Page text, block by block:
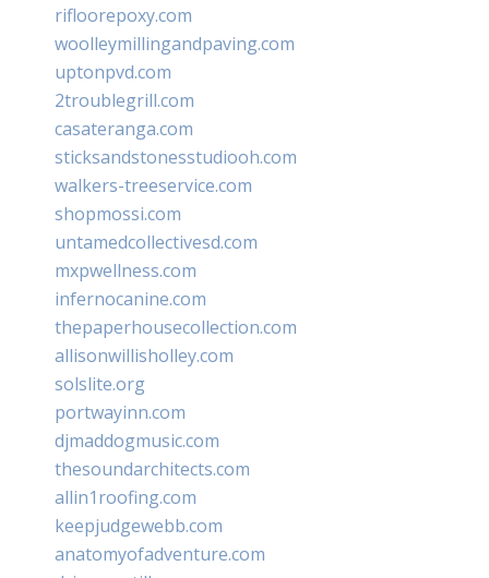
rifloorepoxy.com
woolleymillingandpaving.com
uptonpvd.com
2troublegrill.com
casateranga.com
sticksandstonesstudiooh.com
walkers-treeservice.com
shopmossi.com
untamedcollectivesd.com
mxpwellness.com
infernocanine.com
thepaperhousecollection.com
allisonwillisholley.com
solslite.org
portwayinn.com
djmaddogmusic.com
thesoundarchitects.com
allin1roofing.com
keepjudgewebb.com
anatomyofadventure.com